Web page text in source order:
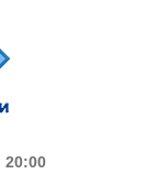
20:00